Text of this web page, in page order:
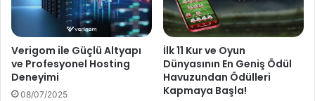
Verigom ile Güçlü Altyapı
ve Profesyonel Hosting
Deneyimi
08/07/2025
İlk 11 Kur ve Oyun
Dünyasının En Geniş Ödül
Havuzundan Ödülleri
Kapmaya Başla!